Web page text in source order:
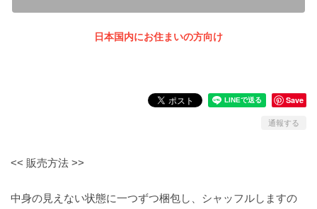
日本国内にお住まいの方向け
Save
通報する
<< 販売方法 >>
中身の見えない状態に一つずつ梱包し、シャッフルしますの